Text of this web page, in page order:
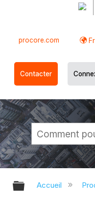
procore.com
Contacter
Accueil